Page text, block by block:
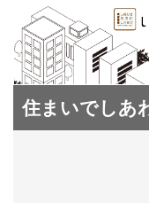
住まいでしあ